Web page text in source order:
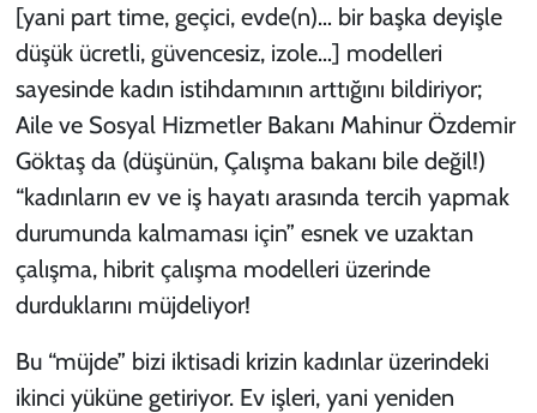
[yani part time, geçici, evde(n)… bir başka deyişle
düşük ücretli, güvencesiz, izole…] modelleri
sayesinde kadın istihdamının arttığını bildiriyor;
Aile ve Sosyal Hizmetler Bakanı Mahinur Özdemir
Göktaş da (düşünün, Çalışma bakanı bile değil!)
“kadınların ev ve iş hayatı arasında tercih yapmak
durumunda kalmaması için” esnek ve uzaktan
çalışma, hibrit çalışma modelleri üzerinde
durduklarını müjdeliyor!
Bu “müjde” bizi iktisadi krizin kadınlar üzerindeki
ikinci yüküne getiriyor. Ev işleri, yani yeniden